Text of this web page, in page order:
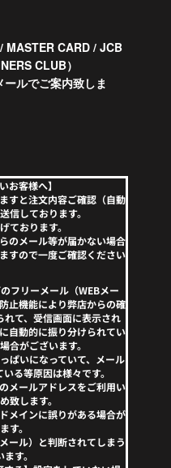
MASTER CARD / JCB
CLUB）
ールでご案内致しま
お客様へ】
すと注文内容ご確認（自動
信しております。
ております。
のメール等が届かない場合
すので一度ご確認ください
フリーメール（WEBメー
止機能により弊店からの確
て、受信画面に表示され
自動的に振り分けられてい
合がございます。
ぱいになっていて、メール
る等原因は様々です。
メールアドレスをご利用い
致します。
メインに誤りがある場合が
す。
ール）と判断されてしまう
す。